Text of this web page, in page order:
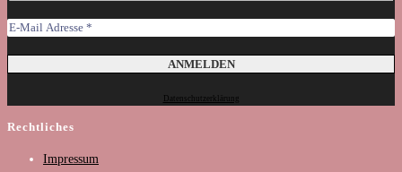
Datenschutzerklärung
Rechtliches
Impressum